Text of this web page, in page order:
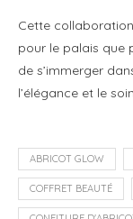
Cette
pour le palais que
de s’immerger
l’élégance et le
ABRICOT GLOW
COFFRET BEAUTÉ